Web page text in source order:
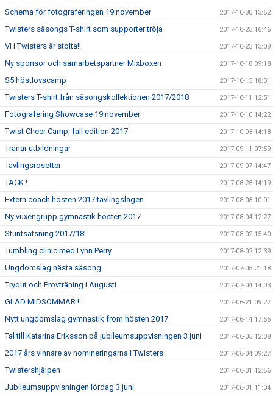
Schema för fotograferingen 19 november 2017-10-30 13:52
Twisters säsongs T-shirt som supporter tröja 2017-10-25 16:46
Vi i Twisters är stolta!! 2017-10-23 13:09
Ny sponsor och samarbetspartner Mixboxen 2017-10-18 09:18
S5 höstlovscamp 2017-10-15 18:31
Twisters T-shirt från säsongskollektionen 2017/2018 2017-10-11 12:51
Fotografering Showcase 19 november 2017-10-10 14:22
Twist Cheer Camp, fall edition 2017 2017-10-03 14:18
Tränar utbildningar 2017-09-11 07:59
Tävlingsrosetter 2017-09-07 14:47
TACK ! 2017-08-28 14:19
Extern coach hösten 2017 tävlingslagen 2017-08-08 10:01
Ny vuxengrupp gymnastik hösten 2017 2017-08-04 12:27
Stuntsatsning 2017/18! 2017-08-02 15:40
Tumbling clinic med Lynn Perry 2017-08-02 12:39
Ungdomslag nästa säsong 2017-07-05 21:18
Tryout och Provträning i Augusti 2017-07-04 14:03
GLAD MIDSOMMAR ! 2017-06-21 09:27
Nytt ungdomslag gymnastik from hösten 2017 2017-06-14 17:56
Tal till Katarina Eriksson på jubileumsuppvisningen 3 juni 2017-06-05 12:08
2017 års vinnare av nomineringarna i Twisters 2017-06-04 09:27
Twistershjälpen 2017-06-01 12:56
Jubileumsuppvisningen lördag 3 juni 2017-06-01 11:04